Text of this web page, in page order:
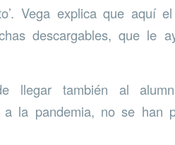
Vega explica que aquí
descargables, que le
llegar también al
la pandemia, no se han